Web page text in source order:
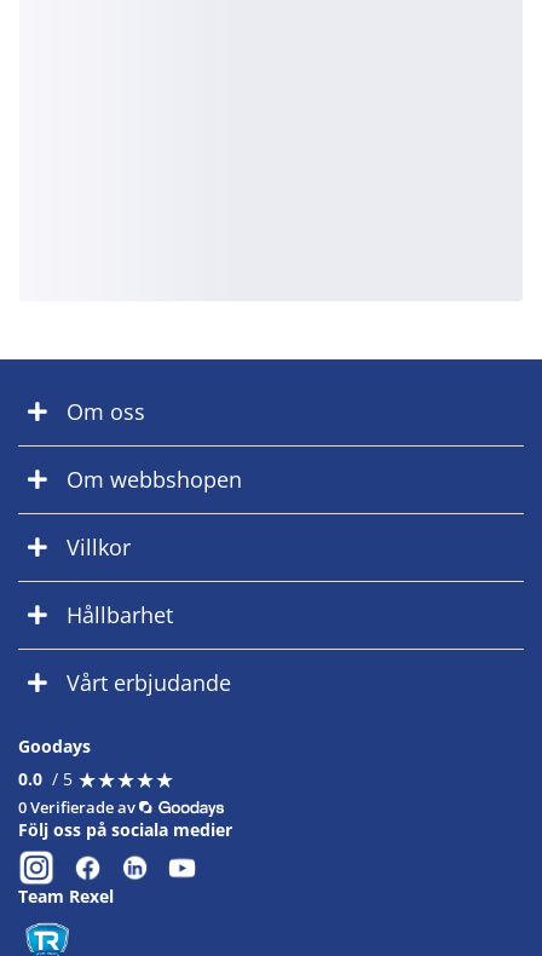
Om oss
Om webbshopen
Villkor
Hållbarhet
Vårt erbjudande
Goodays
0.0 / 5 ★★★★★
★★★★★
0 Verifierade av
Följ oss på sociala medier
Team Rexel